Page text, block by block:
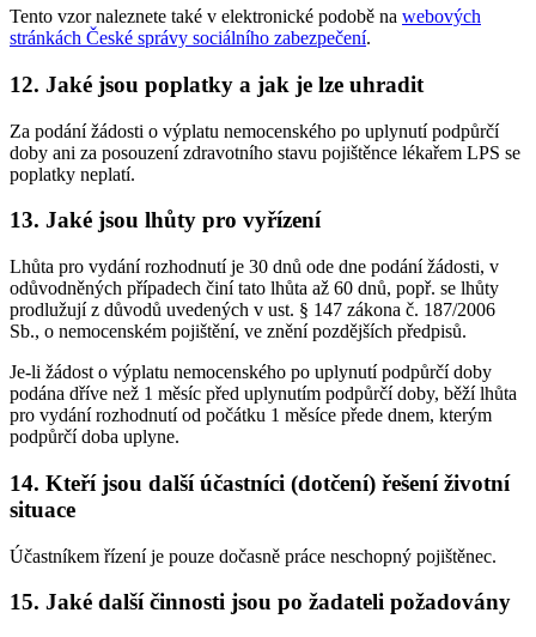
Tento vzor naleznete také v elektronické podobě na webových
stránkách České správy sociálního zabezpečení.
12. Jaké jsou poplatky a jak je lze uhradit
Za podání žádosti o výplatu nemocenského po uplynutí podpůrčí
doby ani za posouzení zdravotního stavu pojištěnce lékařem LPS se
poplatky neplatí.
13. Jaké jsou lhůty pro vyřízení
Lhůta pro vydání rozhodnutí je 30 dnů ode dne podání žádosti, v
odůvodněných případech činí tato lhůta až 60 dnů, popř. se lhůty
prodlužují z důvodů uvedených v ust. § 147 zákona č. 187/2006
Sb., o nemocenském pojištění, ve znění pozdějších předpisů.
Je-li žádost o výplatu nemocenského po uplynutí podpůrčí doby
podána dříve než 1 měsíc před uplynutím podpůrčí doby, běží lhůta
pro vydání rozhodnutí od počátku 1 měsíce přede dnem, kterým
podpůrčí doba uplyne.
14. Kteří jsou další účastníci (dotčení) řešení životní
situace
Účastníkem řízení je pouze dočasně práce neschopný pojištěnec.
15. Jaké další činnosti jsou po žadateli požadovány